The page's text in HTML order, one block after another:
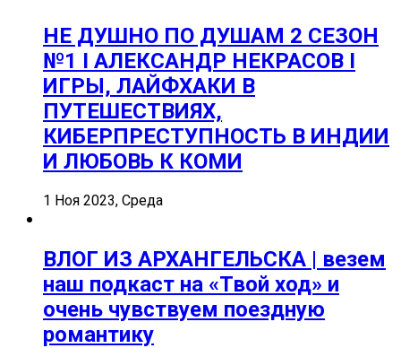
НЕ ДУШНО ПО ДУШАМ 2 СЕЗОН
№1 I АЛЕКСАНДР НЕКРАСОВ I
ИГРЫ, ЛАЙФХАКИ В
ПУТЕШЕСТВИЯХ,
КИБЕРПРЕСТУПНОСТЬ В ИНДИИ
И ЛЮБОВЬ К КОМИ
1 Ноя 2023, Среда
ВЛОГ ИЗ АРХАНГЕЛЬСКА | везем
наш подкаст на «Твой ход» и
очень чувствуем поездную
романтику